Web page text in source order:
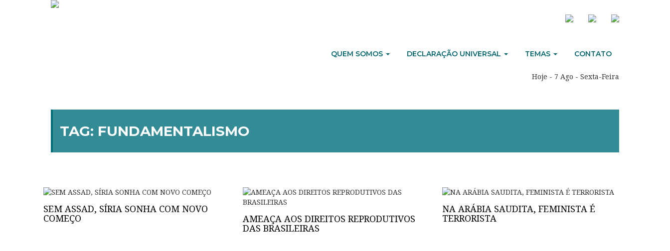
QUEM SOMOS DECLARAÇÃO UNIVERSAL TEMAS CONTATO
Hoje - 7 Ago - Sexta-Feira
TAG: FUNDAMENTALISMO
SEM ASSAD, SÍRIA SONHA COM NOVO
COMEÇO AMEAÇA AOS DIREITOS REPRODUTIVOS
DAS BRASILEIRAS
NA ARÁBIA SAUDITA, FEMINISTA É
TERRORISTA